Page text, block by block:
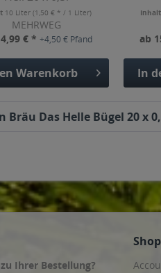
10 Liter (1,50 € * / 1 Liter)
MEHRWEG
€ *+4,50 € Pfand
Warenkorb
Inhalt
ab
In
Bräu Das Helle Bügel 20
Ihrer Bestellung?